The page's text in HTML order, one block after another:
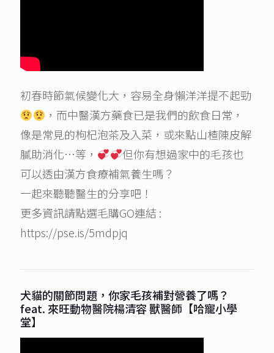
初春時節氣候變化大，容易全身懶洋洋提不起勁
，而中醫漢方藥食已是我們的飲食日常，
像是常見的枸杞泡茶及入菜，或來點山楂陳皮解
膩助消化…等，
但你有想過家中的毛孩也
可以透由漢方食療補氣養生嗎？
一起來聽聽醫生的分享吧！
更多資訊請點選毛購GO連結 :
https://pse.is/5mdpjq
犬貓的關節問題，你家毛孩補對營養了嗎？
feat. 來旺動物醫院楊清容 獸醫師【哈寵小學
堂】